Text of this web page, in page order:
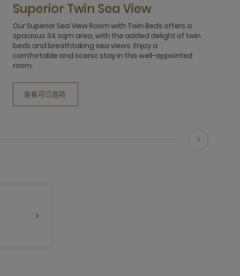
Superior Twin Sea View
Our Superior Sea View Room with Twin Beds offers a
spacious 34 sqm area, with the added delight of twin
beds and breathtaking sea views. Enjoy a
comfortable and scenic stay in this well-appointed
room.
查看可订选项